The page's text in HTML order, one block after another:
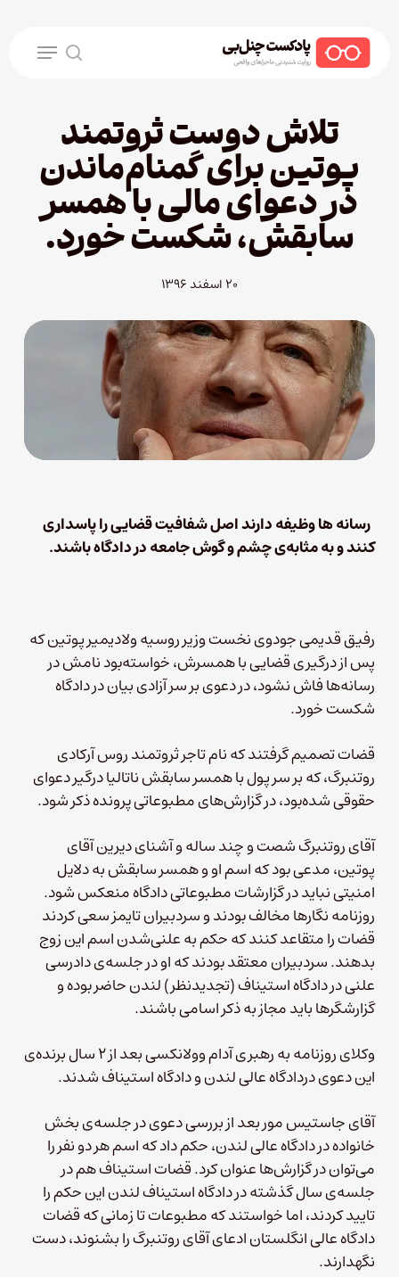
search
Menu
تلاش دوست ثروتمند
پوتین برای گمنام‌ماندن
در دعوای مالی با همسر
سابقش، شکست خورد.
۲۰ اسفند ۱۳۹۶
رسانه ها وظیفه دارند اصل شفافیت قضایی را پاسداری
کنند و به مثابه‌ی چشم و گوش جامعه در دادگاه باشند.
رفیق قدیمی جودوی نخست وزیر روسیه ولادیمیر پوتین که
پس از درگیری قضایی با همسرش، خواسته‌بود نامش در
رسانه‌ها فاش نشود، در دعوی بر سر آزادی بیان در دادگاه
شکست خورد.
قضات تصمیم گرفتند که نام تاجر ثروتمند روس آرکادی
روتنبرگ، که بر سر پول با همسر سابقش ناتالیا درگیر دعوای
حقوقی شده‌بود، در گزارش‌های مطبوعاتی پرونده ذکر شود.
آقای روتنبرگ شصت و چند ساله و آشنای دیرین آقای
پوتین، مدعی بود که اسم او و همسر سابقش به دلایل
امنیتی نباید در گزارشات مطبوعاتی دادگاه منعکس شود.
روزنامه نگارها مخالف بودند و سردبیران تایمز سعی کردند
قضات را متقاعد کنند که حکم به علنی‌شدن اسم این زوج
بدهند. سردبیران معتقد بودند که او در جلسه‌ی دادرسی
علنی در دادگاه استیناف (تجدیدنظر) لندن حاضر بوده و
گزارشگرها باید مجاز به ذکر اسامی باشند.
وکلای روزنامه به رهبری آدام وولانکسی بعد از ۲ سال برنده‌ی
این دعوی دردادگاه عالی لندن و دادگاه استیناف شدند.
آقای جاستیس مور بعد از بررسی دعوی در جلسه‌ی بخش
خانواده در دادگاه عالی لندن، حکم داد که اسم هر دو نفر را
می‌توان در گزارش‌ها عنوان کرد. قضات استیناف هم در
جلسه‌ی سال گذشته در دادگاه استیناف لندن این حکم را
تایید کردند، اما خواستند که مطبوعات تا زمانی که قضات
دادگاه عالی انگلستان ادعای آقای روتنبرگ را بشنوند، دست
نگهدارند.